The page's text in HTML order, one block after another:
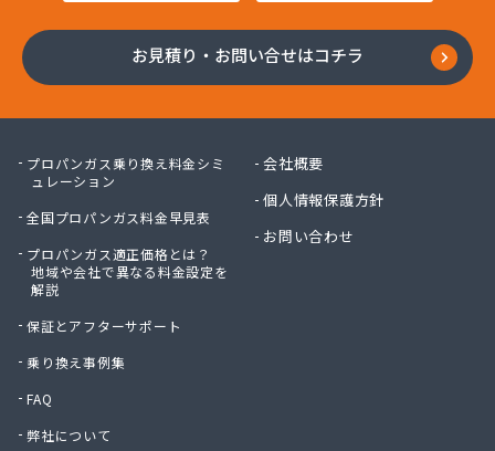
川本プロパン
大竹プロパン瓦斯株式会社
大陽日酸エネルギー株式会社 呉支店 東広島・竹
大陽日酸エネルギー株式会社 広島支店
大陽日酸株式会社 中四国支社
池田液化ガス株式会社
中国ガス機器株式会社 機器事業部
中国ガス機器株式会社 呉営業所
中国三愛ガスサプライ株式会社
中石産業株式会社 広島営業所
お見積り・お問い合せはコチラ
プロパンガス乗り換え料金シミ
ュレーション
全国プロパンガス料金早見表
プロパンガス適正価格とは？
地域や会社で異なる料金設定を
解説
保証とアフターサポート
乗り換え事例集
FAQ
弊社について
会社概要
個人情報保護方針
お問い合わせ